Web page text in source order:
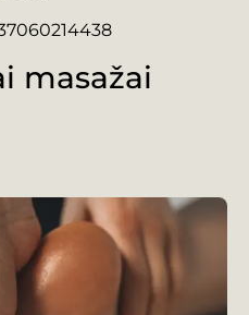
masažai